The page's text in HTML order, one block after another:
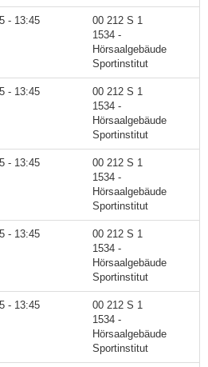
- 13:45
00 212 S 1
1534 -
Hörsaalgebäude
Sportinstitut
- 13:45
00 212 S 1
1534 -
Hörsaalgebäude
Sportinstitut
- 13:45
00 212 S 1
1534 -
Hörsaalgebäude
Sportinstitut
- 13:45
00 212 S 1
1534 -
Hörsaalgebäude
Sportinstitut
- 13:45
00 212 S 1
1534 -
Hörsaalgebäude
Sportinstitut